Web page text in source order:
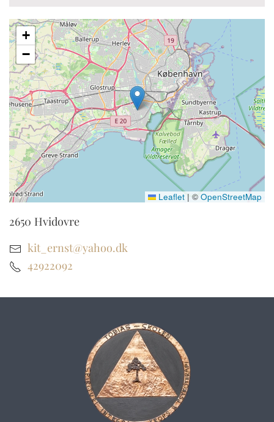
+
−
Leaflet | © OpenStreetMap
2650 Hvidovre
kit_ernst@yahoo.dk
42922092